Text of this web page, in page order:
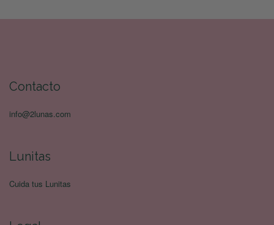
Contacto
info@2lunas.com
Lunitas
Cuida tus Lunitas